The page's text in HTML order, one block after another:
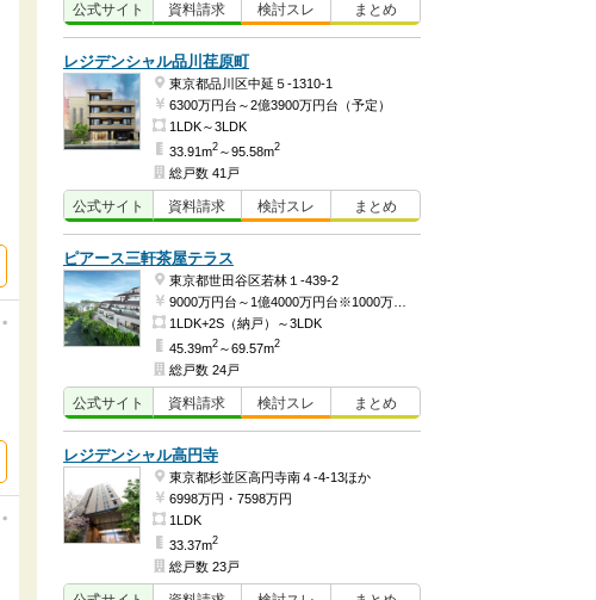
公式サイト 資料請求 検討スレ まとめ
レジデンシャル品川荏原町
東京都品川区中延５-1310-1
6300万円台～2億3900万円台（予定）
1LDK～3LDK
33.91m2 ～95.58m2
総戸数 41戸
公式サイト 資料請求 検討スレ まとめ
ピアース三軒茶屋テラス
東京都世田谷区若林１-439-2
1LDK+2S（納戸）～3LDK
45.39m2 ～69.57m2
総戸数 24戸
公式サイト 資料請求 検討スレ まとめ
レジデンシャル高円寺
東京都杉並区高円寺南４-4-13ほか
6998万円・7598万円
1LDK
33.37m2
総戸数 23戸